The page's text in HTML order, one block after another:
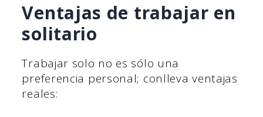
Ventajas de trabajar en
solitario
Trabajar solo no es sólo una
preferencia personal; conlleva ventajas
reales: